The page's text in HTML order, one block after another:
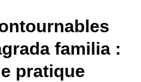
familia :
pratique